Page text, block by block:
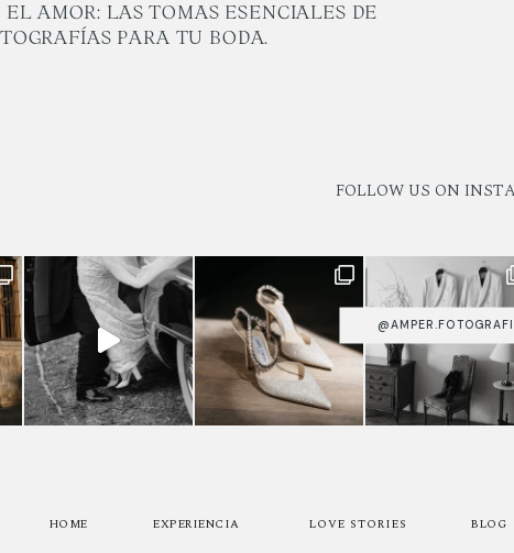
AMOR: LAS TOMAS ESENCIALES DE
PARA TU BODA.
FOLLOW US ON
LOVE STORIES BLOG
EXPERIENCIA
HOME